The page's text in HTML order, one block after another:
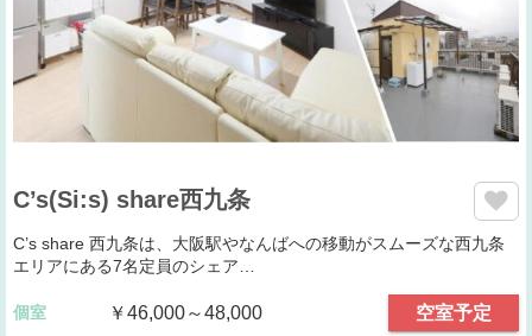
C’s(Si:s) share西九条
C’s share 西九条は、大阪駅やなんばへの移動がスムーズな西九条
エリアにある7名定員のシェア…
個室 ￥46,000～48,000 空室予定